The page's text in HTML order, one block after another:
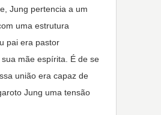
Jung pertencia a um
uma estrutura
pai era pastor
mãe espírita. É de se
união era capaz de
Jung uma tensão